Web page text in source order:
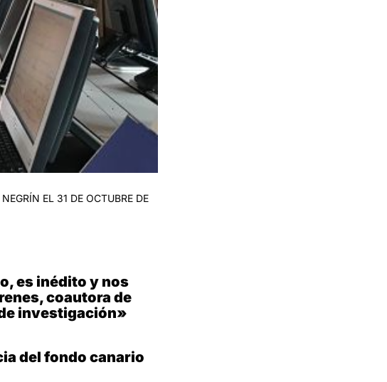
EL 31 DE OCTUBRE DE
es inédito y nos
coautora de
investigación»
del fondo canario